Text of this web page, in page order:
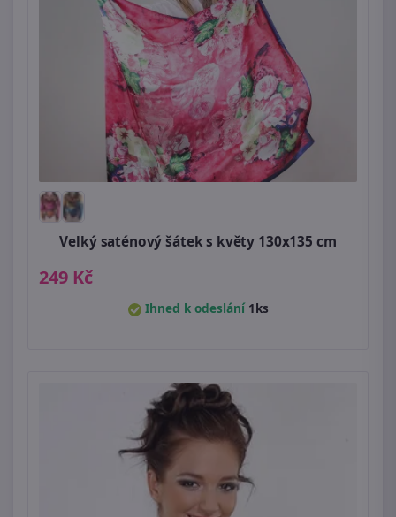
Velký saténový šátek s květy 130x135 cm
249 Kč
Ihned k odeslání 1ks